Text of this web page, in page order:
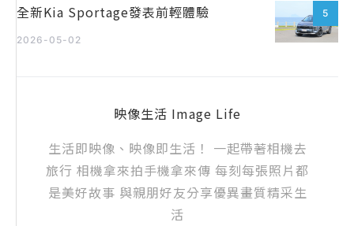
5
全新Kia Sportage發表前輕體驗
2026-05-02
映像生活 Image Life
生活即映像、映像即生活！ 一起帶著相機去
旅行 相機拿來拍手機拿來傳 每刻每張照片都
是美好故事 與親朋好友分享優異畫質精采生
活